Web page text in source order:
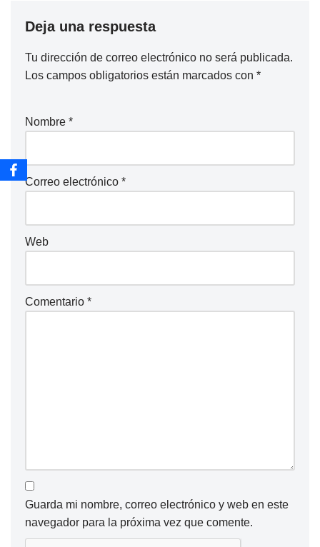
Deja una respuesta
Tu dirección de correo electrónico no será publicada.
Los campos obligatorios están marcados con *
Nombre *
Correo electrónico *
Web
Comentario *
Guarda mi nombre, correo electrónico y web en este
navegador para la próxima vez que comente.